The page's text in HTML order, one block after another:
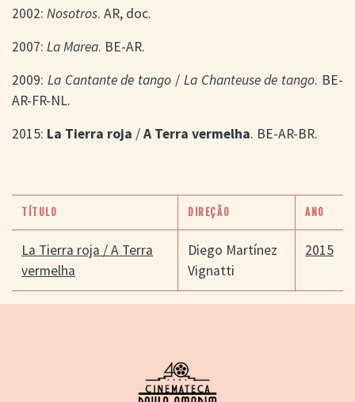
CINEASTAS
> DISCOGRAFIAS
LOCALIZAÇÃO
2002: Nosotros. AR, doc.
2007: La Marea. BE-AR.
2009: La Cantante de tango / La Chanteuse de tango. BE-
AR-FR-NL.
2015: La Tierra roja /A Terra vermelha. BE-AR-BR.
TÍTULO DIREÇÃO ANO
La Tierra roja / A Terra
vermelha
Diego Martínez
Vignatti
2015